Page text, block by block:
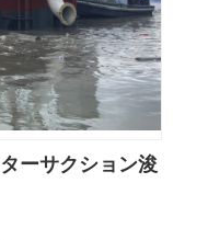
ーサクション浚